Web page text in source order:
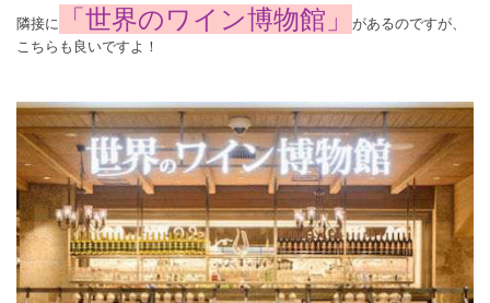
隣接に 「世界のワイン博物館」
があるのですが、
こちらも良いですよ！